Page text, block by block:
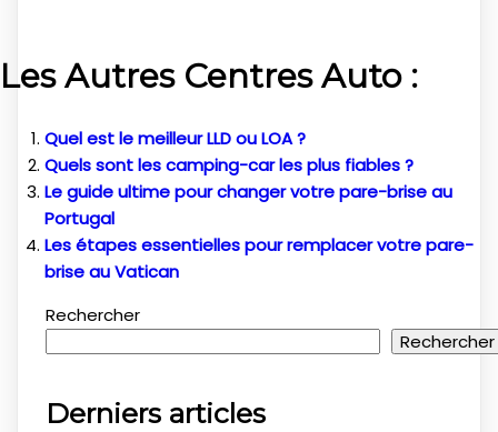
Les Autres Centres Auto :
Quel est le meilleur LLD ou LOA ?
Quels sont les camping-car les plus fiables ?
Le guide ultime pour changer votre pare-brise au
Portugal
Les étapes essentielles pour remplacer votre pare-
brise au Vatican
Rechercher
Rechercher
Derniers articles